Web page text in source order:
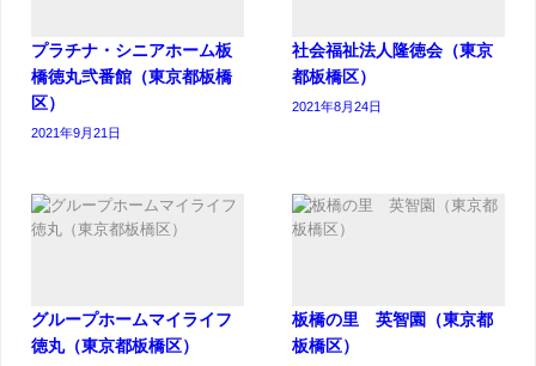
プラチナ・シニアホーム板
橋徳丸弐番館（東京都板橋
区）
2021年9月21日
社会福祉法人隆徳会（東京
都板橋区）
2021年8月24日
グループホームマイライフ
徳丸（東京都板橋区）
板橋の里 英智園（東京都
板橋区）